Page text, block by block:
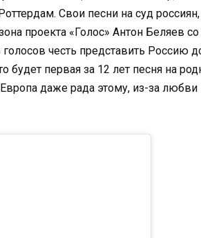
Свои песни на суд
проекта «Голос» Антон Беляев
честь представить Россию
первая за 12 лет песня на
даже рада этому, из-за